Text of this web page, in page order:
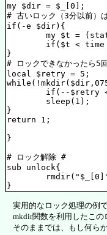
my $dir = $_[0];
# 古いロック（3分以前）
if(-e $dir){
}
# ロックできなかったら5
local $retry = 5;
}
return 1;
}
# ロック解除 #
sub unlock{
実用的なロック処理の例
mkdir関数を利用したこの
そのままでは、もし何ら